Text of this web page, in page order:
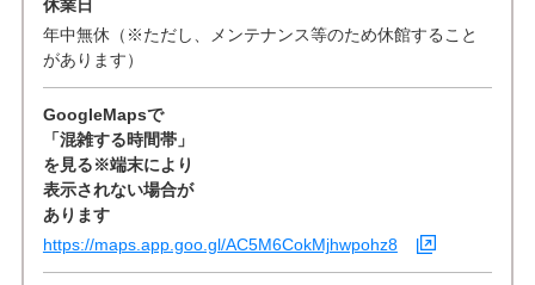
休業日
年中無休（※ただし、メンテナンス等のため休館すること
があります）
GoogleMapsで
「混雑する時間帯」
を見る※端末により
表示されない場合が
あります
https://maps.app.goo.gl/AC5M6CokMjhwpohz8